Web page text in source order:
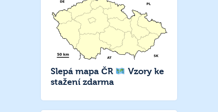
Slepá mapa ČR
Vzory ke
stažení zdarma